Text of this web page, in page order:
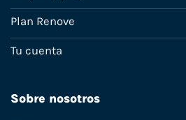
Plan Renove
Tu cuenta
Sobre nosotros